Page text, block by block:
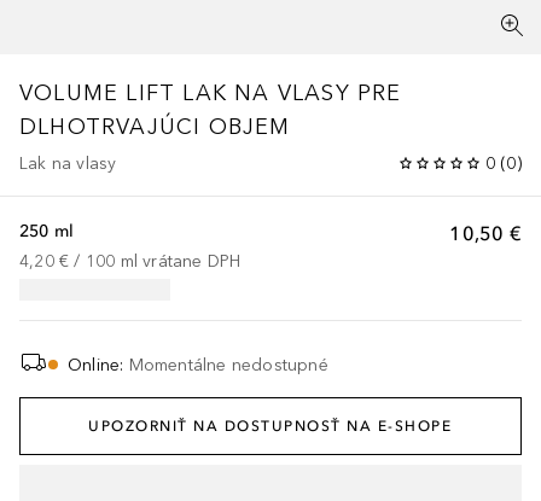
VOLUME LIFT LAK NA VLASY PRE
DLHOTRVAJÚCI OBJEM
Lak na vlasy 0 (0)
10,50 €
250 ml
4,20 € / 100 ml vrátane DPH
Online: Momentálne nedostupné
UPOZORNIŤ NA DOSTUPNOSŤ NA E-SHOPE